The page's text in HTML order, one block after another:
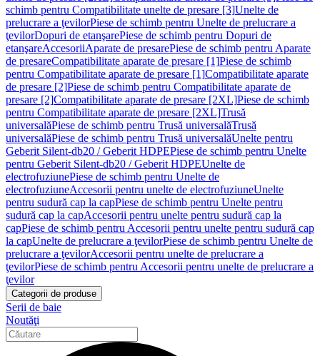
schimb pentru Compatibilitate unelte de presare [3]Unelte de
prelucrare a ţevilorPiese de schimb pentru Unelte de prelucrare a
ţevilorDopuri de etanşarePiese de schimb pentru Dopuri de
etanşareAccesoriiAparate de presarePiese de schimb pentru Aparate
de presareCompatibilitate aparate de presare [1]Piese de schimb
pentru Compatibilitate aparate de presare [1]Compatibilitate aparate
de presare [2]Piese de schimb pentru Compatibilitate aparate de
presare [2]Compatibilitate aparate de presare [2XL]Piese de schimb
pentru Compatibilitate aparate de presare [2XL]Trusă
universalăPiese de schimb pentru Trusă universalăTrusă
universalăPiese de schimb pentru Trusă universalăUnelte pentru
Geberit Silent-db20 / Geberit HDPEPiese de schimb pentru Unelte
pentru Geberit Silent-db20 / Geberit HDPEUnelte de
electrofuziunePiese de schimb pentru Unelte de
electrofuziuneAccesorii pentru unelte de electrofuziuneUnelte
pentru sudură cap la capPiese de schimb pentru Unelte pentru
sudură cap la capAccesorii pentru unelte pentru sudură cap la
capPiese de schimb pentru Accesorii pentru unelte pentru sudură cap
la capUnelte de prelucrare a ţevilorPiese de schimb pentru Unelte de
prelucrare a ţevilorAccesorii pentru unelte de prelucrare a
ţevilorPiese de schimb pentru Accesorii pentru unelte de prelucrare a
ţevilor
Categorii de produse
Serii de baie
Noutăţi